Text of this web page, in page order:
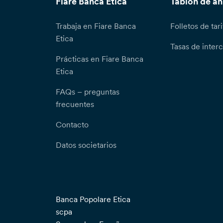
Trabaja en Fiare Banca
Etica
Prácticas en Fiare Banca
Etica
FAQs – preguntas
frecuentes
Contacto
Datos societarios
Folletos de
Tasas de
Banca Popolare Etica
scpa